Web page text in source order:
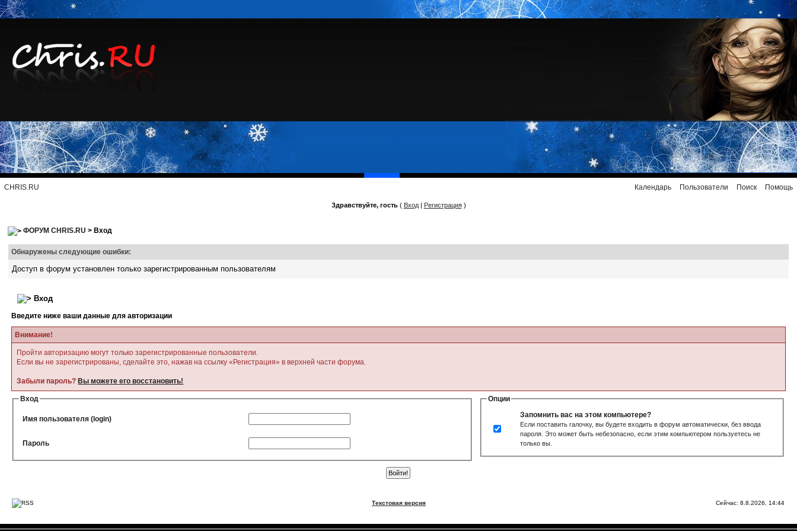
CHRIS.RU Помощь
Поиск
Пользователи
Календарь
Здравствуйте, гость( Вход| Регистрация)
ФОРУМ CHRIS.RU > Вход
Обнаружены следующие ошибки:
Доступ в форум установлен только зарегистрированным пользователям
Вход
Введите ниже ваши данные для авторизации
Внимание!
Пройти авторизацию могут только зарегистрированные пользователи.
Если вы не зарегистрированы, сделайте это, нажав на ссылку «Регистрация» в верхней части форума.
Забыли пароль? Вы можете его восстановить!
Вход
Имя пользователя (login)
Пароль
Опции
Запомнить вас на этом компьютере?
Если поставить галочку, вы будете входить в форум автоматически, без ввода
пароля. Это может быть небезопасно, если этим компьютером пользуетесь не
только вы.
Текстовая версия Сейчас: 8.8.2026, 14:44